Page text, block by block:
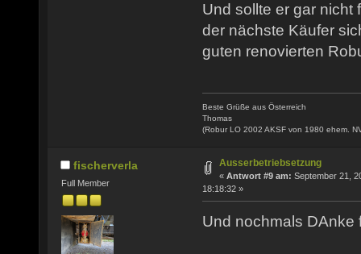
Und sollte er gar nicht
der nächste Käufer
guten renovierten
Beste Grüße aus Österreich
Thomas
(Robur LO 2002 AKSF von 1980 ehem.
fischerverla
Full Member
Ausserbetriebsetzung
« Antwort #9 am: September 21,
18:18:32 »
Und nochmals DAnke